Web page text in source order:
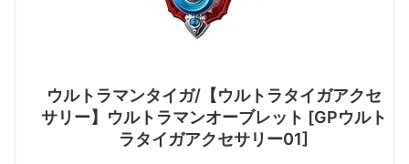
ウルトラマンタイガ/【ウルトラタイガアクセ
サリー】ウルトラマンオーブレット [GPウルト
ラタイガアクセサリー01]